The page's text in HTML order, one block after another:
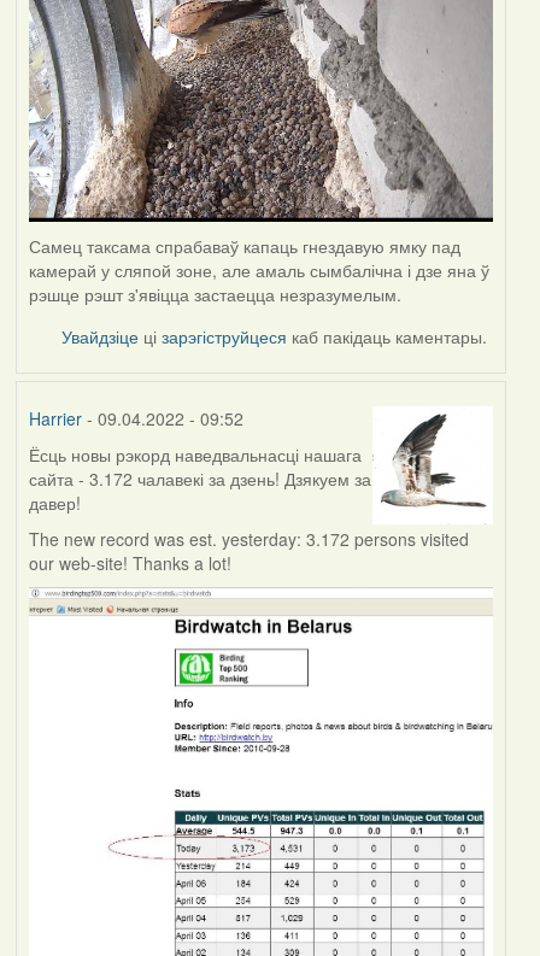
Самец таксама спрабаваў капаць гнездавую ямку пад
камерай у сляпой зоне, але амаль сымбалічна і дзе яна ў
рэшце рэшт з'явіцца застаецца незразумелым.
Увайдзіце цізарэгіструйцеся каб пакідаць каментары.
Harrier- 09.04.2022 - 09:52
Ёсць новы рэкорд наведвальнасці нашага
сайта - 3.172 чалавекі за дзень! Дзякуем за
давер!
The new record was est. yesterday: 3.172 persons visited
our web-site! Thanks a lot!